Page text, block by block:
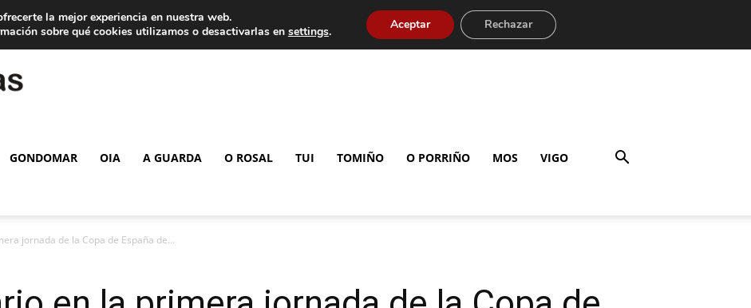
GONDOMAR OIA A GUARDA O ROSAL TUI TOMIÑO O PORRIÑO MOS VIGO
jornada de la Copa de España de...
la mejor experiencia en nuestra web.
sobre qué cookies utilizamos o desactivarlas en settings. Aceptar Rechazar